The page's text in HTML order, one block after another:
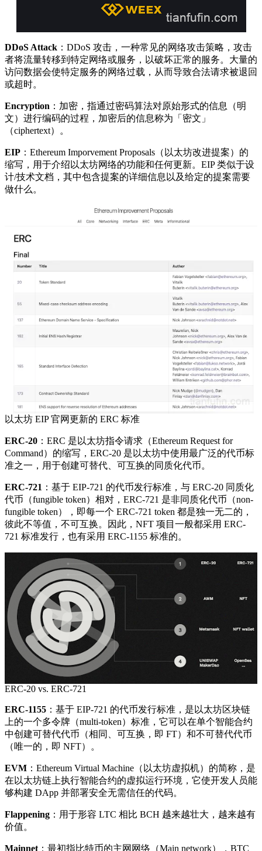
DDoS Attack ：DDoS 攻击，一种常见的网络攻击策略，攻击
者将流量转移到特定网络或服务，以破坏正常的服务。大量的
访问数据会使特定服务的网络过载，从而导致合法请求被退回
或超时。
Encryption ：加密，指通过密码算法对原始形式的信息（明
文）进行编码的过程，加密后的信息称为「密文」
（ciphertext）。
EIP ：Ethereum Imporvement Proposals（以太坊改进提案）的
缩写，用于介绍以太坊网络的功能和任何更新。EIP 类似于设
计/技术文档，其中包含提案的详细信息以及给定的提案需要
做什么。
以太坊 EIP 官网更新的 ERC 标准
ERC-20 ：ERC 是以太坊指令请求（Ethereum Request for
Command）的缩写，ERC-20 是以太坊中使用最广泛的代币标
准之一，用于创建可替代、可互换的同质化代币。
ERC-721 ：基于 EIP-721 的代币发行标准，与 ERC-20 同质化
代币（fungible token）相对，ERC-721 是非同质化代币（non-
fungible token），即每一个 ERC-721 token 都是独一无二的，
彼此不等值，不可互换。因此，NFT 项目一般都采用 ERC-
721 标准发行，也有采用 ERC-1155 标准的。
ERC-20 vs. ERC-721
ERC-1155 ：基于 EIP-721 的代币发行标准，是以太坊区块链
上的一个多令牌（multi-token）标准，它可以在单个智能合约
中创建可替代代币（相同、可互换，即 FT）和不可替代代币
（唯一的，即 NFT）。
EVM ：Ethereum Virtual Machine（以太坊虚拟机）的简称，是
在以太坊链上执行智能合约的虚拟运行环境，它使开发人员能
够构建 DApp 并部署安全无需信任的代码。
Flappening ：用于形容 LTC 相比 BCH 越来越壮大，越来越有
价值。
Mainnet ：最初指比特币的主网网络（Main network），BTC